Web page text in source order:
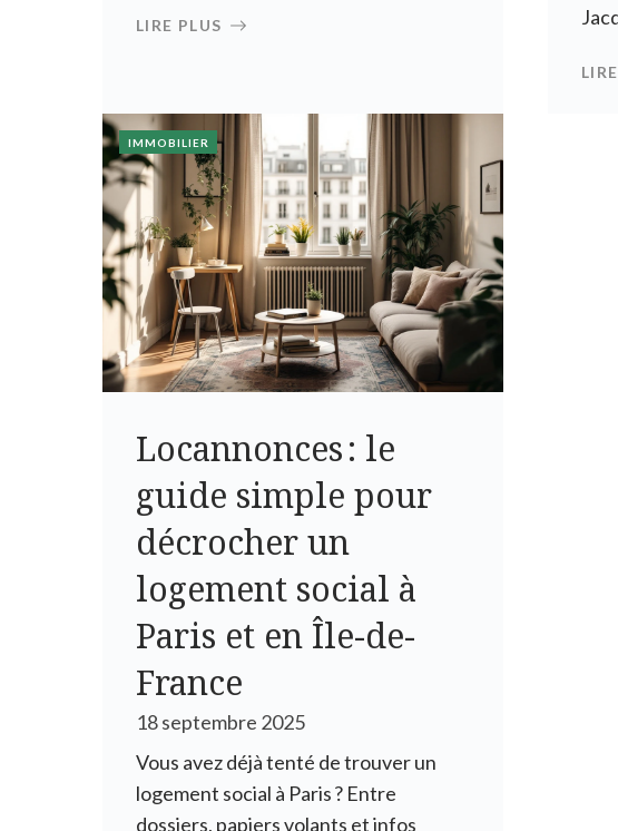
LIRE PLUS
IMMOBILIER
Locannonces : le
guide simple pour
décrocher un
logement social à
Paris et en Île-de-
France
18 septembre 2025
Vous avez déjà tenté de trouver un
logement social à Paris ? Entre
dossiers, papiers volants et infos